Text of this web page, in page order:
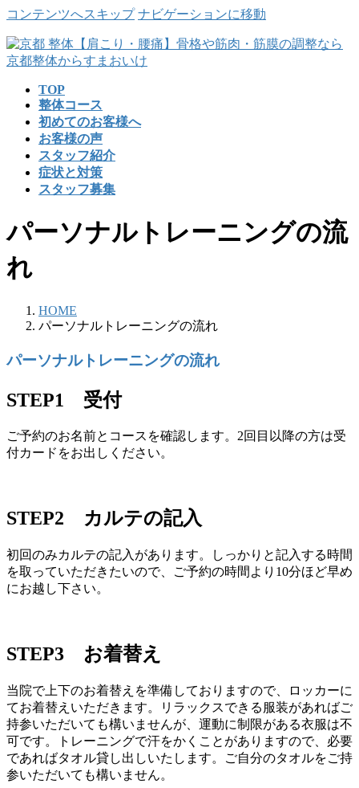
コンテンツへスキップ ナビゲーションに移動
TOP
整体コース
初めてのお客様へ
お客様の声
スタッフ紹介
症状と対策
スタッフ募集
パーソナルトレーニングの流
れ
HOME
パーソナルトレーニングの流れ
パーソナルトレーニングの流れ
STEP1 受付
ご予約のお名前とコースを確認します。2回目以降の方は受
付カードをお出しください。
STEP2 カルテの記入
初回のみカルテの記入があります。しっかりと記入する時間
を取っていただきたいので、ご予約の時間より10分ほど早め
にお越し下さい。
STEP3 お着替え
当院で上下のお着替えを準備しておりますので、ロッカーに
てお着替えいただきます。リラックスできる服装があればご
持参いただいても構いませんが、運動に制限がある衣服は不
可です。トレーニングで汗をかくことがありますので、必要
であればタオル貸し出しいたします。ご自分のタオルをご持
参いただいても構いません。